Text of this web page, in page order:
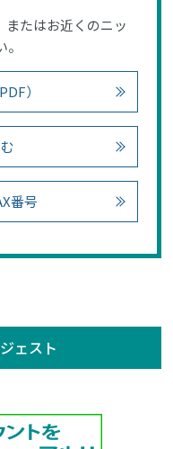
またはお近くのニッ
）
番号
ェスト